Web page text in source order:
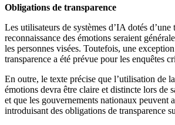
Obligations de transparence
Les utilisateurs de systèmes d’IA dotés
reconnaissance des émotions seraient
les personnes visées. Toutefois, une
transparence a été prévue pour les enquêtes
En outre, le texte précise que l’utilisation de
émotions devra être claire et distincte lors de
et que les gouvernements nationaux peuvent
introduisant des obligations de transparence